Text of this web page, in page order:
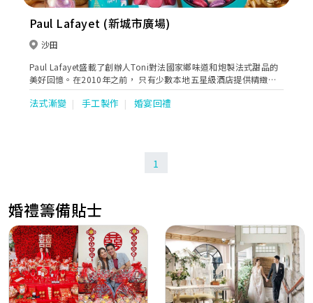
Paul Lafayet (新城市廣場)
沙田
Paul Lafayet盛載了創辦人Toni對法國家鄉味道和炮製法式甜品的
美好回憶。在2010年之前， 只有少數本地五星級酒店提供精緻法
式甜品。Toni看準這個契機，在香港展開法式甜品業務，令更多人
欣賞到這種難能可貴的美點。
法式漸變 手工製作 婚宴回禮
1
婚禮籌備貼士